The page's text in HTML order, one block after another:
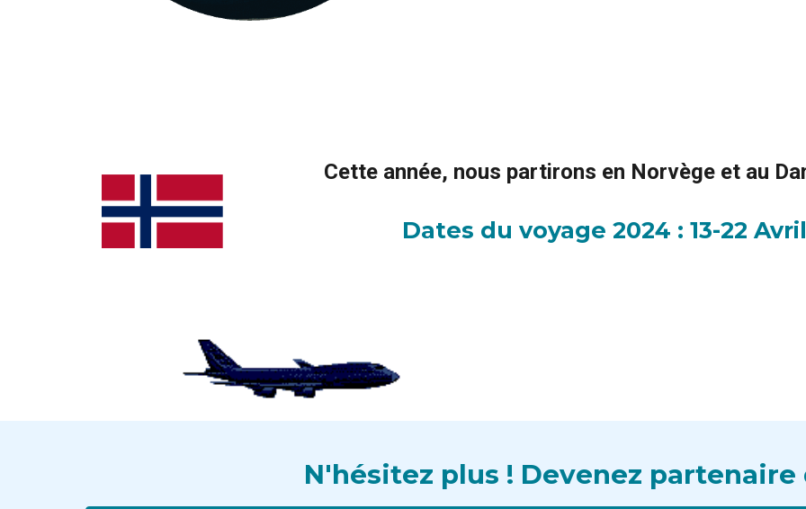
Cette année, nous partirons en Norvège et au
Dates du voyage 2024 : 13-22 Avril
N'hésitez plus ! Devenez partenaire